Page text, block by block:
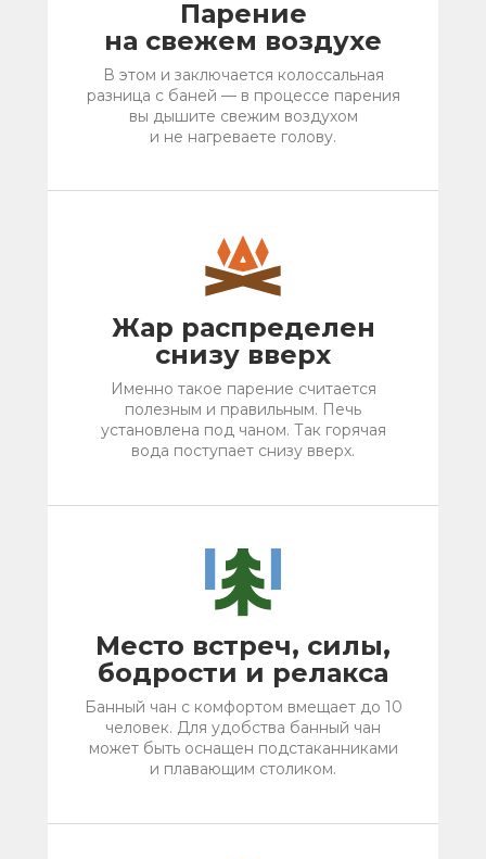
Банный чан с комфортом вмещает до 10
человек. Для удобства банный чан
может быть оснащен подстаканниками
и плавающим столиком.
Место встреч, силы,
бодрости и релакса
В этом и заключается колоссальная
разница с баней — в процессе парения
вы дышите свежим воздухом
и не нагреваете голову.
Парение
на свежем воздухе
Жар распределен
снизу вверх
Именно такое парение считается
полезным и правильным. Печь
установлена под чаном. Так горячая
вода поступает снизу вверх.